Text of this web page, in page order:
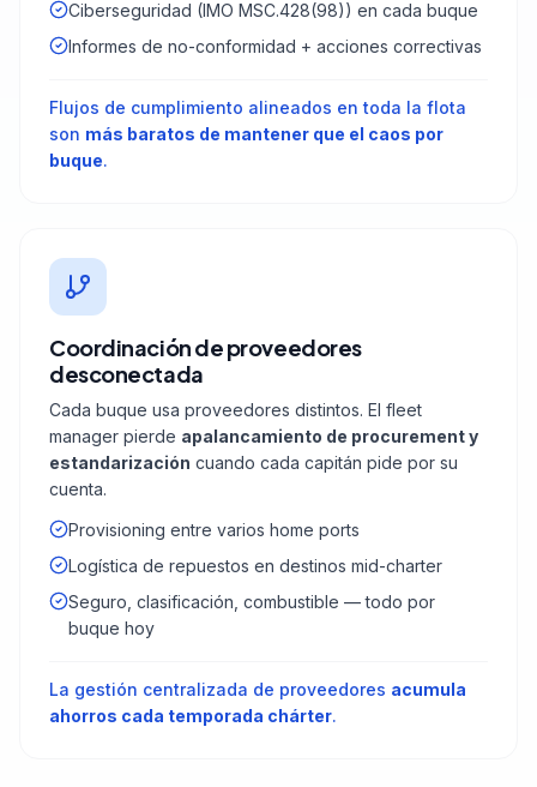
Ciberseguridad (IMO MSC.428(98)) en cada buque
Informes de no-conformidad + acciones correctivas
Flujos de cumplimiento alineados en toda la flota
son más baratos de mantener que el caos por
buque.
Coordinación de proveedores
desconectada
Cada buque usa proveedores distintos. El fleet
manager pierde apalancamiento de procurement y
estandarización cuando cada capitán pide por su
cuenta.
Provisioning entre varios home ports
Logística de repuestos en destinos mid-charter
Seguro, clasificación, combustible — todo por
buque hoy
La gestión centralizada de proveedores acumula
ahorros cada temporada chárter.